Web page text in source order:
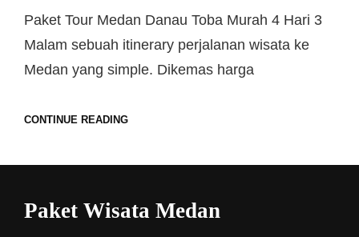
Paket Tour Medan Danau Toba Murah 4 Hari 3
Malam sebuah itinerary perjalanan wisata ke
Medan yang simple. Dikemas harga
CONTINUE READING
Paket Wisata Medan